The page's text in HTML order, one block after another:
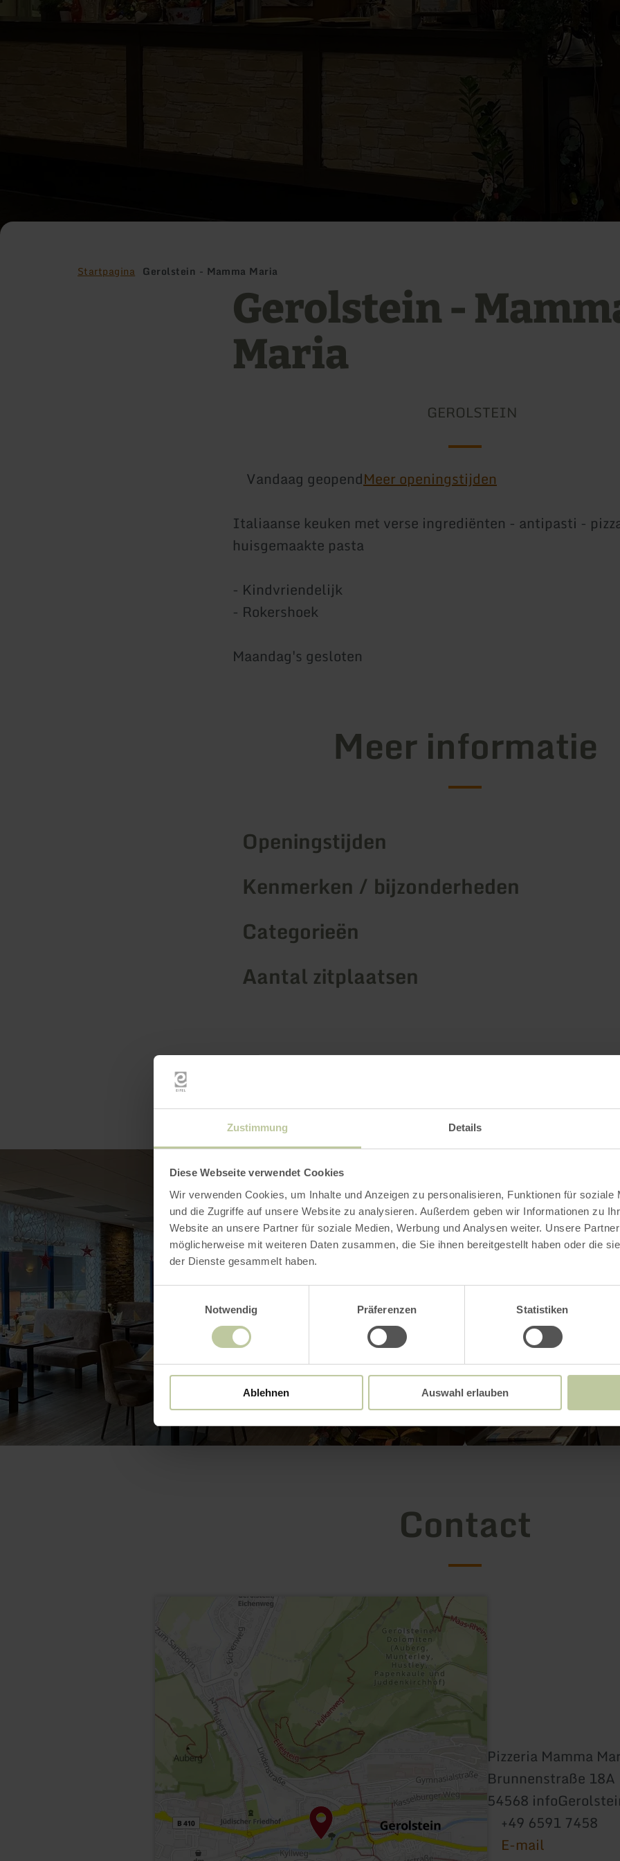
Zustimmung Details
Diese Webseite verwendet Cookies
Wir verwenden Cookies, um Inhalte und Anzeigen zu personalisieren, Funktionen für soziale
und die Zugriffe auf unsere Website zu analysieren. Außerdem geben wir Informationen zu
Website an unsere Partner für soziale Medien, Werbung und Analysen weiter. Unsere
möglicherweise mit weiteren Daten zusammen, die Sie ihnen bereitgestellt haben oder die
der Dienste gesammelt haben.
Notwendig
Präferenzen Statistiken
Ablehnen Auswahl erlauben
Startpagina Gerolstein - Mamma Maria
Gerolstein -
Maria
GEROLSTEIN
Vandaag geopendMeer openingstijden
Italiaanse keuken met verse ingrediënten - antipasti -
huisgemaakte pasta
- Kindvriendelijk
- Rokershoek
Maandag's gesloten
Meer informatie
Openingstijden
Kenmerken / bijzonderheden
Categorieën
Aantal zitplaatsen
Contact
Pizzeria Mamma
Brunnenstraße 18A
54568
+49 6591 7458
E-mail